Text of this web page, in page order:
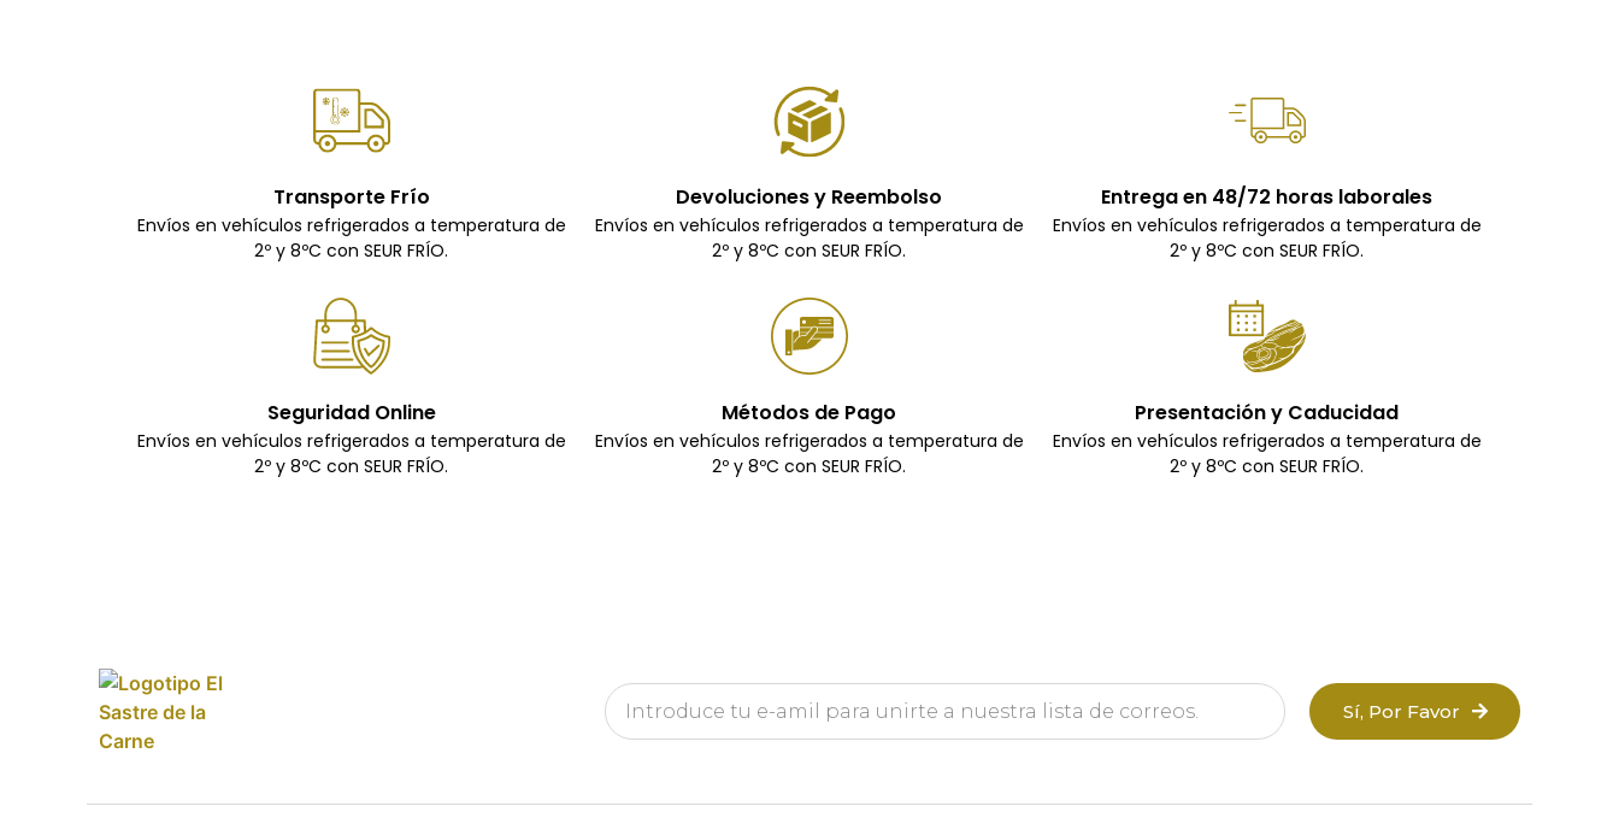
Transporte Frío
Envíos en vehículos refrigerados a temperatura de
2º y 8ºC con SEUR FRÍO.
Devoluciones y Reembolso
Envíos en vehículos refrigerados a temperatura de
2º y 8ºC con SEUR FRÍO.
Entrega en 48/72 horas laborales
Envíos en vehículos refrigerados a temperatura de
2º y 8ºC con SEUR FRÍO.
Seguridad Online
Envíos en vehículos refrigerados a temperatura de
2º y 8ºC con SEUR FRÍO.
Métodos de Pago
Envíos en vehículos refrigerados a temperatura de
2º y 8ºC con SEUR FRÍO.
Presentación y Caducidad
Envíos en vehículos refrigerados a temperatura de
2º y 8ºC con SEUR FRÍO.
Sí, Por Favor